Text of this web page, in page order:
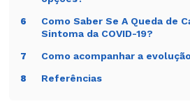
6
Como Saber Se A Queda de
Sintoma da COVID-19?
7 Como acompanhar a
8 Referências